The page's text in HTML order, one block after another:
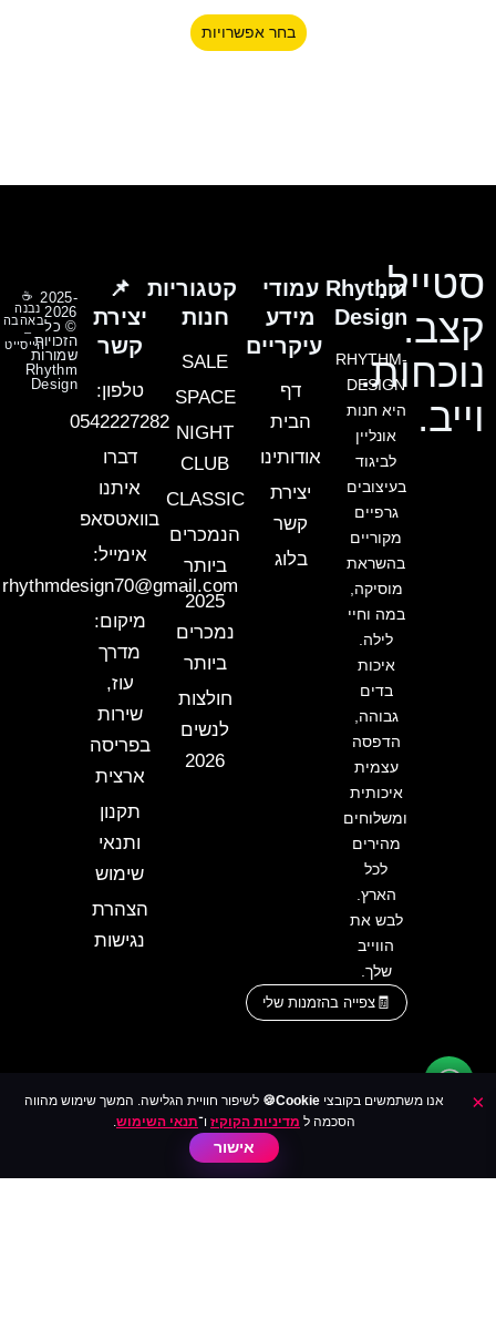
בחר אפשרויות
סוגים.
המוצר
סטייל.
קצב.
נוכחות.
וייב.
Rhythm
Design
RHYTHM-
DESIGN
היא חנות
אונליין
לביגוד
בעיצובים
גרפיים
מקוריים
בהשראת
מוסיקה,
במה וחיי
לילה.
איכות
בדים
גבוהה,
הדפסה
עצמית
איכותית
ומשלוחים
מהירים
לכל
הארץ.
לבש את
הווייב
שלך.
צפייה בהזמנות שלי
עמודי
מידע
עיקריים
דף
הבית
אודותינו
יצירת
קשר
בלוג
קטגוריות
חנות
SALE
SPACE
NIGHT
CLUB
CLASSIC
הנמכרים
ביותר
2025
נמכרים
ביותר
חולצות
לנשים
2026
📌
יצירת
קשר
טלפון:
0542227282
דברו
איתנו
בוואטסאפ
אימייל:
rhythmdesign70@gmail.com
מיקום:
מדרך
עוז,
שירות
בפריסה
ארצית
תקנון
ותנאי
שימוש
הצהרת
נגישות
2025-
2026
© כל
הזכויות
שמורות
Rhythm
Design
☕
נבנה
באהבה
–
הייסייט
× אנו משתמשים בקובצי Cookie🍪
לשיפור חוויית הגלישה. המשך שימוש מהווה
הסכמה ל מדיניות הקוקיז ו־תנאי השימוש.
אישור